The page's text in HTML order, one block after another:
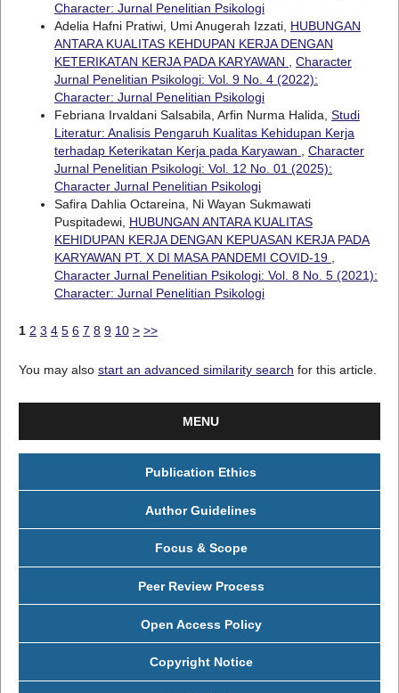
Character: Jurnal Penelitian Psikologi
Adelia Hafni Pratiwi, Umi Anugerah Izzati, HUBUNGAN
ANTARA KUALITAS KEHDUPAN KERJA DENGAN
KETERIKATAN KERJA PADA KARYAWAN
Character
Jurnal Penelitian Psikologi: Vol. 9 No. 4 (2022):
Character: Jurnal Penelitian Psikologi
Febriana Irvaldani Salsabila, Arfin Nurma Halida, Studi
Literatur: Analisis Pengaruh Kualitas Kehidupan Kerja
terhadap Keterikatan Kerja pada Karyawan
Character
Jurnal Penelitian Psikologi: Vol. 12 No. 01 (2025):
Character Jurnal Penelitian Psikologi
Safira Dahlia Octareina, Ni Wayan Sukmawati
Puspitadewi, HUBUNGAN ANTARA KUALITAS
KEHIDUPAN KERJA DENGAN KEPUASAN KERJA PADA
KARYAWAN PT. X DI MASA PANDEMI COVID-19
Character Jurnal Penelitian Psikologi: Vol. 8 No. 5 (2021):
Character: Jurnal Penelitian Psikologi
1 2 3 4 5 6 7 8 9 10 > >>
You may also start an advanced similarity search for this article.
MENU
Publication Ethics
Author Guidelines
Focus & Scope
Peer Review Process
Open Access Policy
Copyright Notice